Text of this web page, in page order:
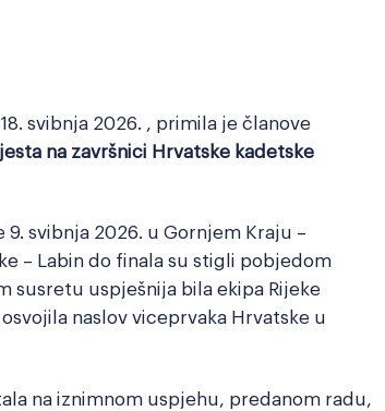
svibnja 2026. , primila je članove
na završnici Hrvatske kadetske
svibnja 2026. u Gornjem Kraju –
– Labin do finala su stigli pobjedom
susretu uspješnija bila ekipa Rijeke
naslov viceprvaka Hrvatske u
na iznimnom uspjehu, predanom radu,